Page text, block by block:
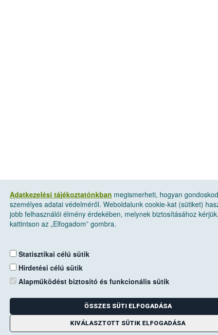
Adatkezelési tájékoztatónkban megismerheti, hogyan
személyes adatai védelméről. Weboldalunk cookie-kat (sütiket)
jobb felhasználói élmény érdekében, melynek biztosításához
kattintson az „Elfogadom” gombra.
Statisztikai célú sütik
Hirdetési célú sütik
Alapműködést biztosító és funkcionális sütik
ÖSSZES SÜTI ELFOGADÁSA
KIVÁLASZTOTT SÜTIK ELFOGADÁSA